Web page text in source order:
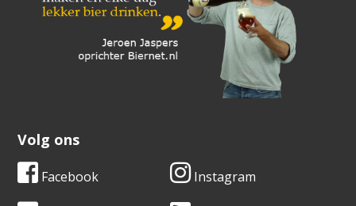
Volg ons
Facebook Instagram